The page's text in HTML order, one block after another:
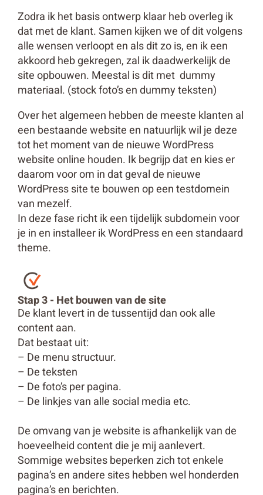
Zodra ik het basis ontwerp klaar heb overleg ik
dat met de klant. Samen kijken we of dit volgens
alle wensen verloopt en als dit zo is, en ik een
akkoord heb gekregen, zal ik daadwerkelijk de
site opbouwen. Meestal is dit met dummy
materiaal. (stock foto’s en dummy teksten)
Over het algemeen hebben de meeste klanten al
een bestaande website en natuurlijk wil je deze
tot het moment van de nieuwe WordPress
website online houden. Ik begrijp dat en kies er
daarom voor om in dat geval de nieuwe
WordPress site te bouwen op een testdomein
van mezelf.
In deze fase richt ik een tijdelijk subdomein voor
je in en installeer ik WordPress en een standaard
theme.
Stap 3 - Het bouwen van de site
De klant levert in de tussentijd dan ook alle
content aan.
Dat bestaat uit:
– De menu structuur.
– De teksten
– De foto’s per pagina.
– De linkjes van alle social media etc.
De omvang van je website is afhankelijk van de
hoeveelheid content die je mij aanlevert.
Sommige websites beperken zich tot enkele
pagina’s en andere sites hebben wel honderden
pagina’s en berichten.